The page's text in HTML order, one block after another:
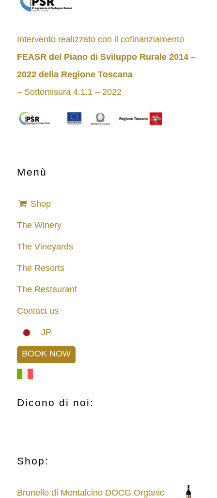
Intervento realizzato con il cofinanziamento
FEASR del Piano di Sviluppo Rurale 2014 –
2022 della Regione Toscana
– Sottomisura 4.1.1 – 2022
Menù
Shop
The Winery
The Vineyards
The Resorts
The Restaurant
Contact us
JP
BOOK NOW
Dicono di noi:
Shop:
Brunello di Montalcino DOCG Organic